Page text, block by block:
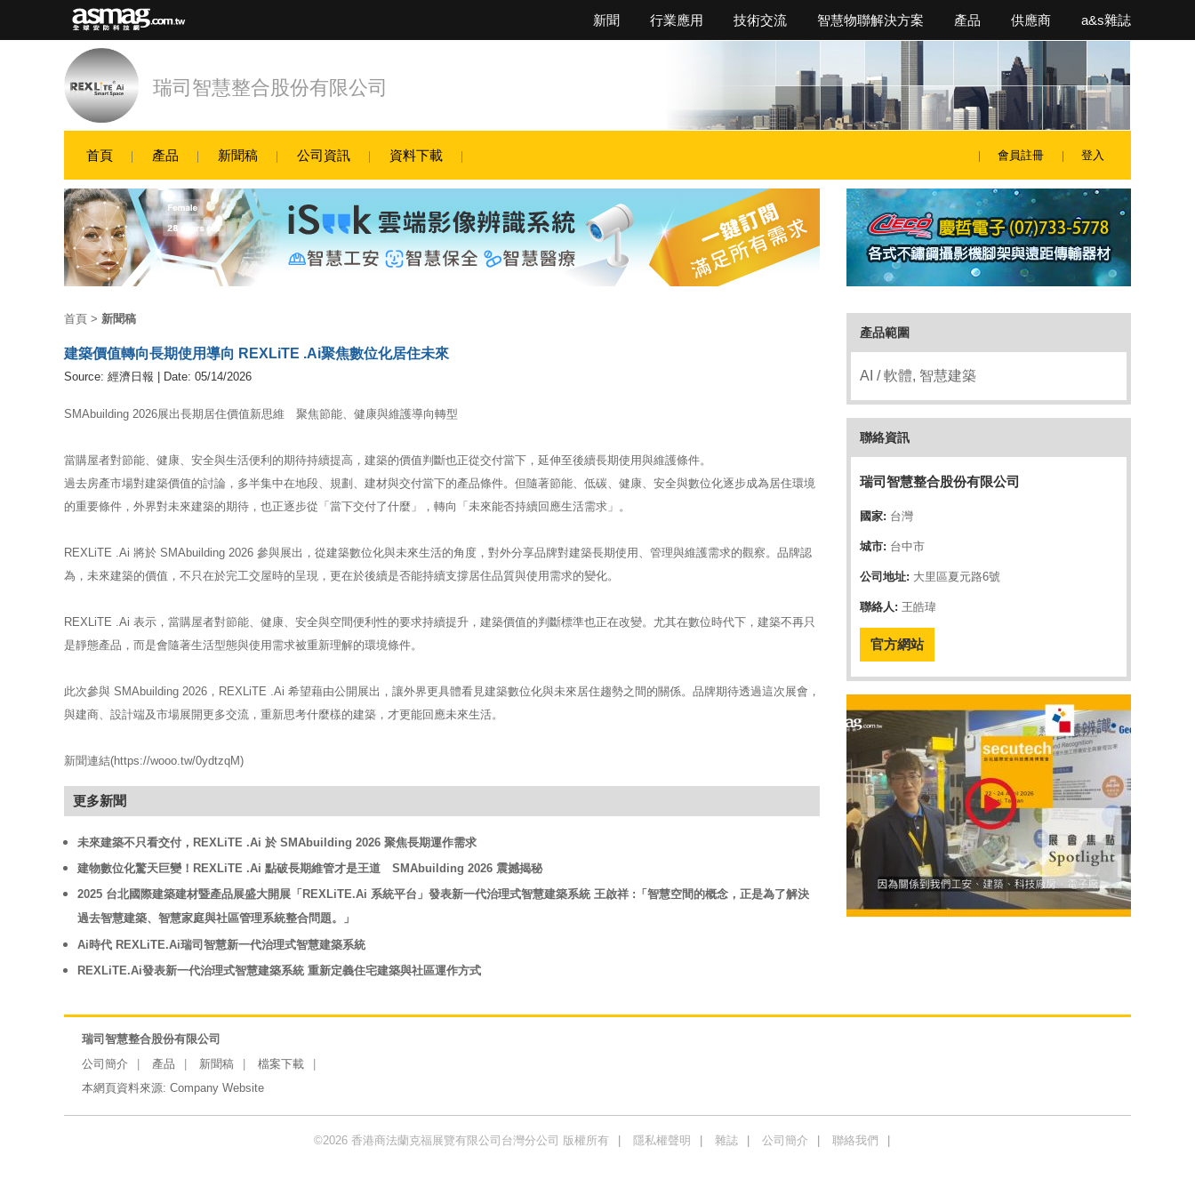
新聞 行業應用 技術交流 智慧物聯解決方案 產品 供應商 a&s雜誌
瑞司智慧整合股份有限公司
首頁 產品 新聞稿 公司資訊 資料下載 會員註冊 登入
產品範圍
AI / 軟體, 智慧建築
聯絡資訊
瑞司智慧整合股份有限公司
國家: 台灣
城市: 台中市
公司地址: 大里區夏元路6號
聯絡人: 王皓瑋
官方網站
首頁 > 新聞稿
建築價值轉向長期使用導向 REXLiTE .Ai聚焦數位化居住未來
Source: 經濟日報 | Date: 05/14/2026
SMAbuilding 2026展出長期居住價值新思維 聚焦節能、健康與維護導向轉型
當購屋者對節能、健康、安全與生活便利的期待持續提高，建築的價值判斷也正從交付當下，延伸至後續長期使用與維護條件。
過去房產市場對建築價值的討論，多半集中在地段、規劃、建材與交付當下的產品條件。但隨著節能、低碳、健康、安全與數位化逐步成為居住環境
的重要條件，外界對未來建築的期待，也正逐步從「當下交付了什麼」，轉向「未來能否持續回應生活需求」。
REXLiTE .Ai 將於 SMAbuilding 2026 參與展出，從建築數位化與未來生活的角度，對外分享品牌對建築長期使用、管理與維護需求的觀察。品牌認
為，未來建築的價值，不只在於完工交屋時的呈現，更在於後續是否能持續支撐居住品質與使用需求的變化。
REXLiTE .Ai 表示，當購屋者對節能、健康、安全與空間便利性的要求持續提升，建築價值的判斷標準也正在改變。尤其在數位時代下，建築不再只
是靜態產品，而是會隨著生活型態與使用需求被重新理解的環境條件。
此次參與 SMAbuilding 2026，REXLiTE .Ai 希望藉由公開展出，讓外界更具體看見建築數位化與未來居住趨勢之間的關係。品牌期待透過這次展會，
與建商、設計端及市場展開更多交流，重新思考什麼樣的建築，才更能回應未來生活。
新聞連結(https://wooo.tw/0ydtzqM)
更多新聞
未來建築不只看交付，REXLiTE .Ai 於 SMAbuilding 2026 聚焦長期運作需求
建物數位化驚天巨變！REXLiTE .Ai 點破長期維管才是王道 SMAbuilding 2026 震撼揭秘
2025 台北國際建築建材暨產品展盛大開展「REXLiTE.Ai 系統平台」發表新一代治理式智慧建築系統 王啟祥 :「智慧空間的概念，正是為了解決
過去智慧建築、智慧家庭與社區管理系統整合問題。」
Ai時代 REXLiTE.Ai瑞司智慧新一代治理式智慧建築系統
REXLiTE.Ai發表新一代治理式智慧建築系統 重新定義住宅建築與社區運作方式
瑞司智慧整合股份有限公司
公司簡介
產品 新聞稿
檔案下載
本網頁資料來源: Company Website
©2026 香港商法蘭克福展覽有限公司台灣分公司 版權所有 隱私權聲明 雜誌 公司簡介 聯絡我們